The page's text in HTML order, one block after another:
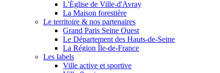
L'Église de Ville-d'Avray
La Maison forestière
Le territoire & nos partenaires
Grand Paris Seine Ouest
Le Département des Hauts-de-Seine
La Région Île-de-France
Les labels
Ville active et sportive